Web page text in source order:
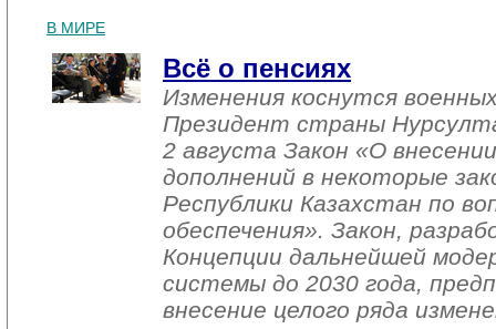
В МИРЕ
Всё о пенсиях
Изменения коснутся
Президент страны
2 августа Закон «О
дополнений в некоторые
Республики Казахстан по
обеспечения». Закон,
Концепции дальнейшей
системы до 2030 года,
внесение целого ряда